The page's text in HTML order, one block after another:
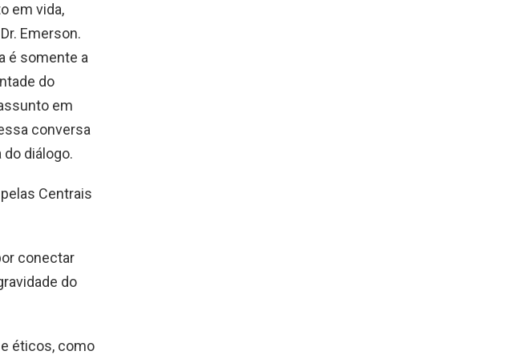
em vida,
Emerson.
é somente a
do
em
conversa
diálogo.
Centrais
conectar
do
éticos, como